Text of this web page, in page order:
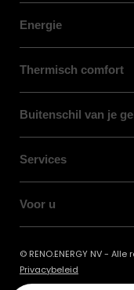
Energie
Thermisch comfort
Buitenschil van je
Services
Voor u
© RENO.ENERGY NV -
Privacybeleid